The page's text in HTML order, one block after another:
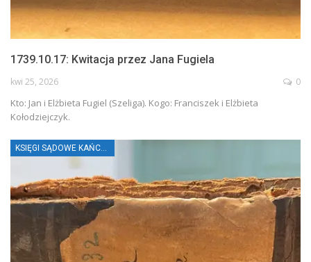
1739.10.17: Kwitacja przez Jana Fugiela
kwi 25, 2026 0
Kto: Jan i Elżbieta Fugiel (Szeliga). Kogo: Franciszek i Elżbieta
Kołodziejczyk.
KSIĘGI SĄDOWE KAŃCZUGI